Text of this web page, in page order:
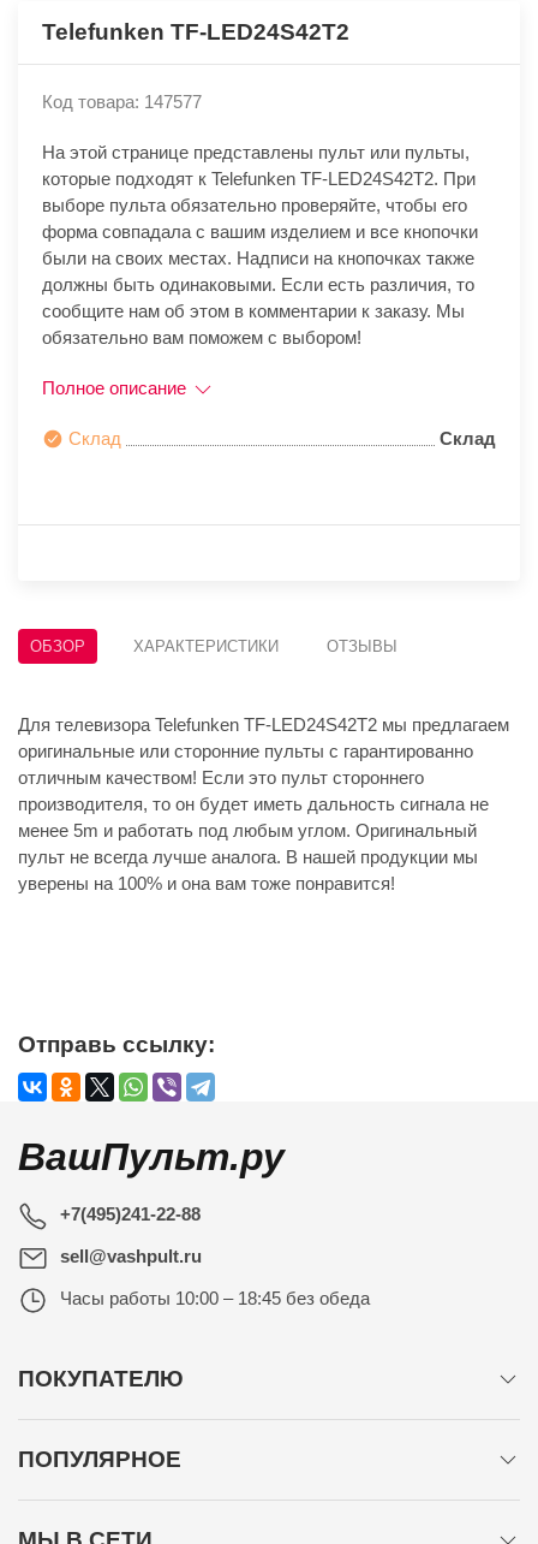
Telefunken TF-LED24S42T2
Код товара: 147577
На этой странице представлены пульт или пульты,
которые подходят к Telefunken TF-LED24S42T2. При
выборе пульта обязательно проверяйте, чтобы его
форма совпадала с вашим изделием и все кнопочки
были на своих местах. Надписи на кнопочках также
должны быть одинаковыми. Если есть различия, то
сообщите нам об этом в комментарии к заказу. Мы
обязательно вам поможем с выбором!
Полное описание
Склад Склад
ОБЗОР ХАРАКТЕРИСТИКИ ОТЗЫВЫ
Для телевизора Telefunken TF-LED24S42T2 мы предлагаем
оригинальные или сторонние пульты с гарантированно
отличным качеством! Если это пульт стороннего
производителя, то он будет иметь дальность сигнала не
менее 5m и работать под любым углом. Оригинальный
пульт не всегда лучше аналога. В нашей продукции мы
уверены на 100% и она вам тоже понравится!
Отправь ссылку:
ВашПульт.ру
+7(495)241-22-88
sell@vashpult.ru
Часы работы 10:00 – 18:45 без обеда
ПОКУПАТЕЛЮ
ПОПУЛЯРНОЕ